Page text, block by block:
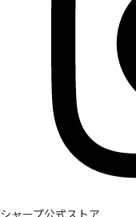
シャープ公式ストア